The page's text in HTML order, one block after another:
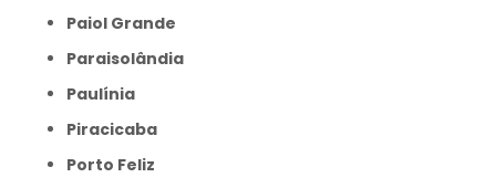
Paiol Grande
Paraisolândia
Paulínia
Piracicaba
Porto Feliz